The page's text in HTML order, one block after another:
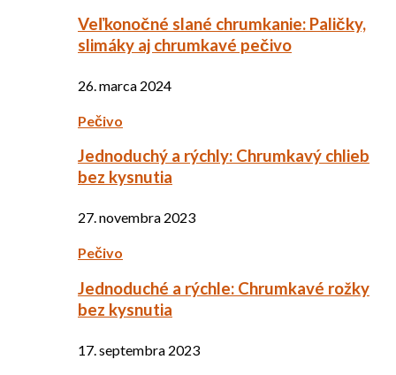
Veľkonočné slané chrumkanie: Paličky,
slimáky aj chrumkavé pečivo
26. marca 2024
Pečivo
Jednoduchý a rýchly: Chrumkavý chlieb
bez kysnutia
27. novembra 2023
Pečivo
Jednoduché a rýchle: Chrumkavé rožky
bez kysnutia
17. septembra 2023